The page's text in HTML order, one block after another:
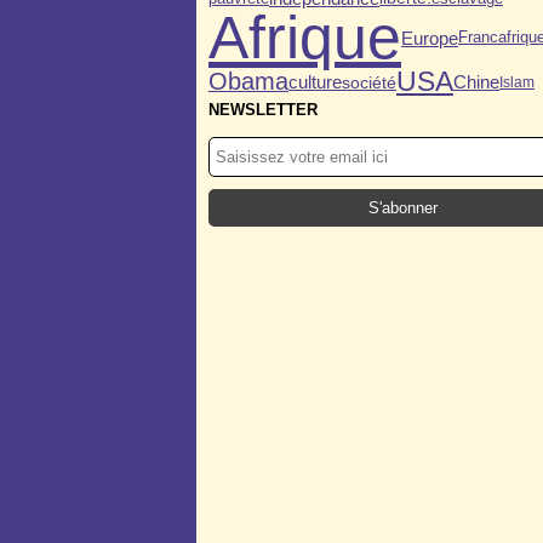
AfriqueEurope
ObamaculturesociétéUSAChineIslam
NEWSLETTER